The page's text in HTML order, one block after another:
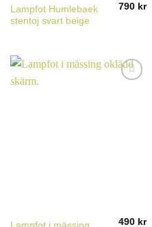
Lampfot Humlebaek
stentoj svart beige
790 kr
490 kr